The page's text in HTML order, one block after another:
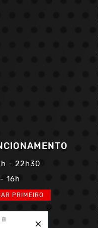

- 22h30
16h
PRIMEIRO